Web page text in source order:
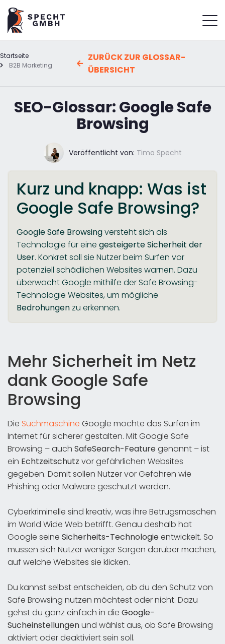
Startseite
B2B Marketing
ZURÜCK ZUR GLOSSAR-
ÜBERSICHT
SEO-Glossar: Google Safe
Browsing
Veröffentlicht von: Timo Specht
Kurz und knapp: Was ist
Google Safe Browsing?
Google Safe Browsingversteht sich als
Technologie für eine gesteigerte Sicherheit der
User. Konkret soll sie Nutzer beim Surfen vor
potenziell schädlichen Websites warnen. Dazu
überwacht Google mithilfe der Safe Browsing-
Technologie Websites, um mögliche
Bedrohungen zu erkennen.
Mehr Sicherheit im Netz
dank Google Safe
Browsing
Die Suchmaschine Google möchte das Surfen im
Internet für sicherer gestalten. Mit Google Safe
Browsing – auch SafeSearch-Featuregenannt – ist
ein Echtzeitschutz vor gefährlichen Websites
gegeben. Damit sollen Nutzer vor Gefahren wie
Phishing oder Malware geschützt werden.
Cyberkriminelle sind kreativ, was ihre Betrugsmaschen
im World Wide Web betrifft. Genau deshalb hat
Google seine Sicherheits-Technologieentwickelt. So
müssen sich Nutzer weniger Sorgen darüber machen,
auf welche Websites sie klicken.
Du kannst selbst entscheiden, ob du den Schutz von
Safe Browsing nutzen möchtest oder nicht. Dazu
gehst du ganz einfach in die Google-
Sucheinstellungenund wählst aus, ob Safe Browsing
aktiviert oder deaktiviert sein soll.